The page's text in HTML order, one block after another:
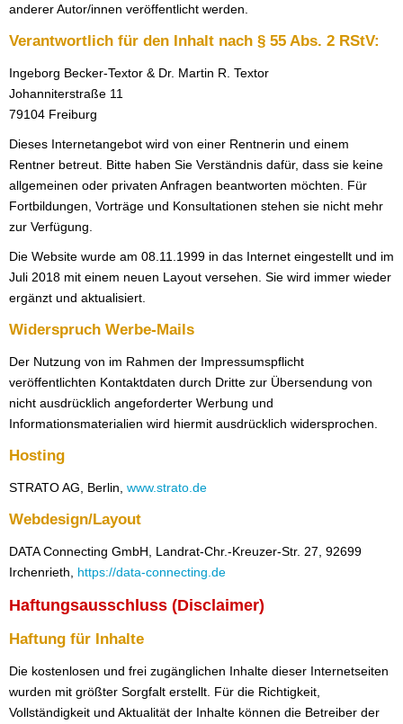
anderer Autor/innen veröffentlicht werden.
Verantwortlich für den Inhalt nach § 55 Abs. 2 RStV:
Ingeborg Becker-Textor & Dr. Martin R. Textor
Johanniterstraße 11
79104 Freiburg
Dieses Internetangebot wird von einer Rentnerin und einem
Rentner betreut. Bitte haben Sie Verständnis dafür, dass sie keine
allgemeinen oder privaten Anfragen beantworten möchten. Für
Fortbildungen, Vorträge und Konsultationen stehen sie nicht mehr
zur Verfügung.
Die Website wurde am 08.11.1999 in das Internet eingestellt und im
Juli 2018 mit einem neuen Layout versehen. Sie wird immer wieder
ergänzt und aktualisiert.
Widerspruch Werbe-Mails
Der Nutzung von im Rahmen der Impressumspflicht
veröffentlichten Kontaktdaten durch Dritte zur Übersendung von
nicht ausdrücklich angeforderter Werbung und
Informationsmaterialien wird hiermit ausdrücklich widersprochen.
Hosting
STRATO AG, Berlin, www.strato.de
Webdesign/Layout
DATA Connecting GmbH, Landrat-Chr.-Kreuzer-Str. 27, 92699
Irchenrieth, https://data-connecting.de
Haftungsausschluss (Disclaimer)
Haftung für Inhalte
Die kostenlosen und frei zugänglichen Inhalte dieser Internetseiten
wurden mit größter Sorgfalt erstellt. Für die Richtigkeit,
Vollständigkeit und Aktualität der Inhalte können die Betreiber der